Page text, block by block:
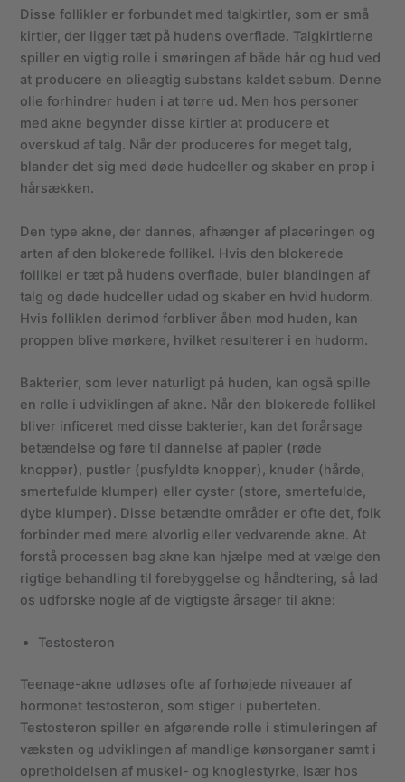
Disse follikler er forbundet med talgkirtler, som er små
kirtler, der ligger tæt på hudens overflade. Talgkirtlerne
spiller en vigtig rolle i smøringen af både hår og hud ved
at producere en olieagtig substans kaldet sebum. Denne
olie forhindrer huden i at tørre ud. Men hos personer
med akne begynder disse kirtler at producere et
overskud af talg. Når der produceres for meget talg,
blander det sig med døde hudceller og skaber en prop i
hårsækken.
Den type akne, der dannes, afhænger af placeringen og
arten af den blokerede follikel. Hvis den blokerede
follikel er tæt på hudens overflade, buler blandingen af
talg og døde hudceller udad og skaber en hvid hudorm.
Hvis folliklen derimod forbliver åben mod huden, kan
proppen blive mørkere, hvilket resulterer i en hudorm.
Bakterier, som lever naturligt på huden, kan også spille
en rolle i udviklingen af akne. Når den blokerede follikel
bliver inficeret med disse bakterier, kan det forårsage
betændelse og føre til dannelse af papler (røde
knopper), pustler (pusfyldte knopper), knuder (hårde,
smertefulde klumper) eller cyster (store, smertefulde,
dybe klumper). Disse betændte områder er ofte det, folk
forbinder med mere alvorlig eller vedvarende akne. At
forstå processen bag akne kan hjælpe med at vælge den
rigtige behandling til forebyggelse og håndtering, så lad
os udforske nogle af de vigtigste årsager til akne:
Testosteron
Teenage-akne udløses ofte af forhøjede niveauer af
hormonet testosteron, som stiger i puberteten.
Testosteron spiller en afgørende rolle i stimuleringen af
væksten og udviklingen af mandlige kønsorganer samt i
opretholdelsen af muskel- og knoglestyrke, især hos